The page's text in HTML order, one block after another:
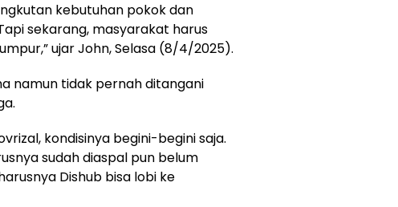
kebutuhan pokok dan
sekarang, masyarakat harus
ujar John, Selasa (8/4/2025).
namun tidak pernah ditangani
kondisinya begini-begini saja.
sudah diaspal pun belum
Dishub bisa lobi ke